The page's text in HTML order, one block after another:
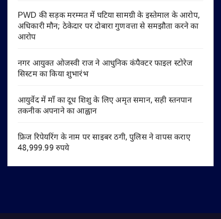
PWD की सड़क मरम्मत में घटिया सामग्री के इस्तेमाल के आरोप,
अधिकारी मौन; ठेकेदार पर दोबारा गुणवत्ता से समझौता करने का
आरोप
नगर आयुक्त ओजस्वी राज ने आधुनिक कंपैक्टर फाइल स्टोरेज
सिस्टम का किया शुभारंभ
आयुर्वेद में माँ का दूध शिशु के लिए अमृत समान, सही स्तनपान
तकनीक अपनाने का आह्वान
फ्रिज रिपेयरिंग के नाम पर साइबर ठगी, पुलिस ने वापस कराए
48,999.99 रुपये